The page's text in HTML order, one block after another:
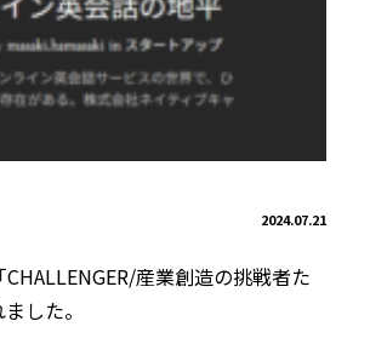
2024.07.21
産業創造の挑戦者た
した。